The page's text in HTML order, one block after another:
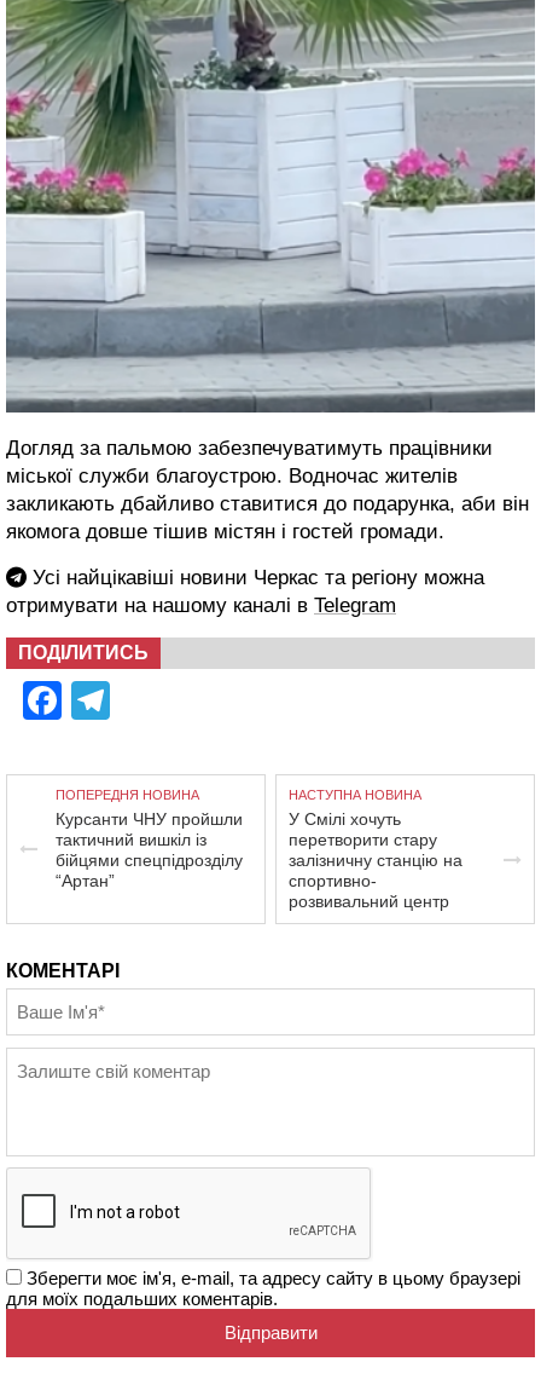
Догляд за пальмою забезпечуватимуть працівники
міської служби благоустрою. Водночас жителів
закликають дбайливо ставитися до подарунка, аби він
якомога довше тішив містян і гостей громади.
Усі найцікавіші новини Черкас та регіону можна
отримувати на нашому каналі в Telegram
ПОДІЛИТИСЬ
Facebook
ПОПЕРЕДНЯ НОВИНА
Курсанти ЧНУ пройшли
тактичний вишкіл із
бійцями спецпідрозділу
“Артан”
НАСТУПНА НОВИНА
У Смілі хочуть
перетворити стару
залізничну станцію на
спортивно-
розвивальний центр
КОМЕНТАРІ
Зберегти моє ім'я, e-mail, та адресу сайту в цьому браузері
для моїх подальших коментарів.